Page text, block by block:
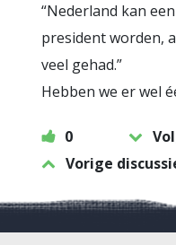
“Nederland kan
president worden,
veel gehad.”
Hebben we er wel
0
Vorige